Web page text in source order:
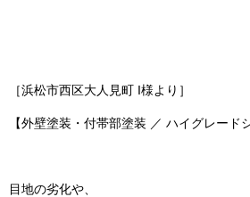
［浜松市西区大人見町 I様より］
【外壁塗装・付帯部塗装 ／ ハイグレード
目地の劣化や、